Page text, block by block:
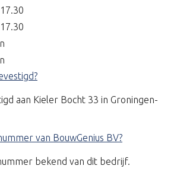
aan Kieler Bocht 33 in Groningen-
van BouwGenius BV?
bekend van dit bedrijf.